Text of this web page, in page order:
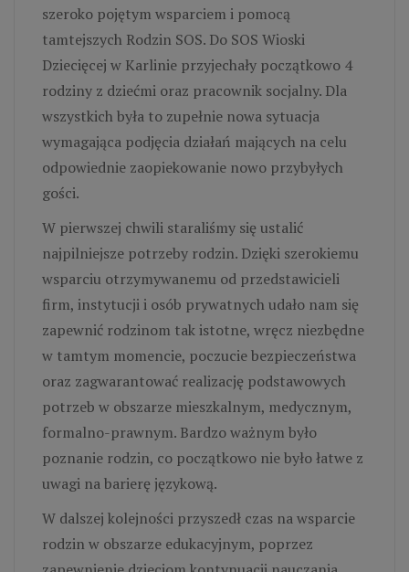
szeroko pojętym wsparciem i pomocą
tamtejszych Rodzin SOS. Do SOS Wioski
Dziecięcej w Karlinie przyjechały początkowo 4
rodziny z dziećmi oraz pracownik socjalny. Dla
wszystkich była to zupełnie nowa sytuacja
wymagająca podjęcia działań mających na celu
odpowiednie zaopiekowanie nowo przybyłych
gości.
W pierwszej chwili staraliśmy się ustalić
najpilniejsze potrzeby rodzin. Dzięki szerokiemu
wsparciu otrzymywanemu od przedstawicieli
firm, instytucji i osób prywatnych udało nam się
zapewnić rodzinom tak istotne, wręcz niezbędne
w tamtym momencie, poczucie bezpieczeństwa
oraz zagwarantować realizację podstawowych
potrzeb w obszarze mieszkalnym, medycznym,
formalno-prawnym. Bardzo ważnym było
poznanie rodzin, co początkowo nie było łatwe z
uwagi na barierę językową.
W dalszej kolejności przyszedł czas na wsparcie
rodzin w obszarze edukacyjnym, poprzez